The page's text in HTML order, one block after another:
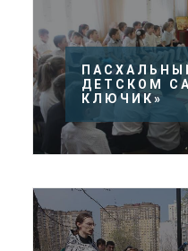
ДЕТСКОМ
КЛЮЧИК»